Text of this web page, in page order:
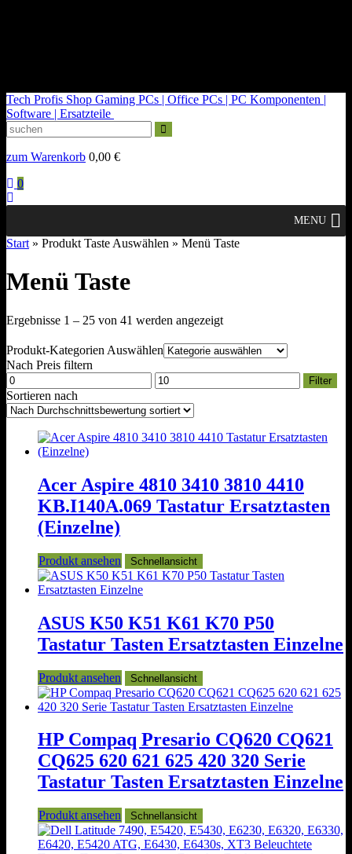
Tech Profis Shop Gaming PCs | Office PCs | PC Komponenten |
Software | Ersatzteile
zum Warenkorb 0,00 €
0
MENU
Start » Produkt Taste Auswählen » Menü Taste
Menü Taste
Ergebnisse 1 – 25 von 41 werden angezeigtNach
sortiert
Produkt-Kategorien Auswählen
Nach Preis filtern
Min.
Preis
Max.
Preis
Filter
Sortieren nach
Acer Aspire 4810 3410 3810 4410
KB.I140A.069 Tastatur Ersatztasten
(Einzelne)
Produkt ansehen Schnellansicht
ASUS K50 K51 K61 K70 P50
Tastatur Tasten Ersatztasten Einzelne
Produkt ansehen Schnellansicht
HP Compaq Presario CQ620 CQ621
CQ625 620 621 625 420 320 Serie
Tastatur Tasten Ersatztasten Einzelne
Produkt ansehen Schnellansicht